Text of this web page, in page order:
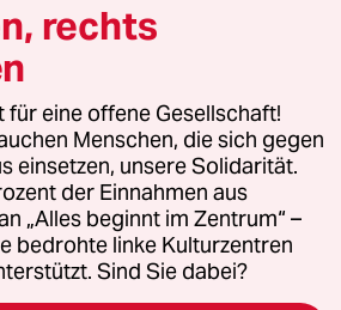
Vertriebs GmbH
rechtlichen Fragen oder für Genehmigungen
lizenzen@taz.de
Kommune-Richtlinien
Datenschutz Impressum AGB
rechts
eine offene Gesellschaft!
Menschen, die sich gegen
einsetzen, unsere Solidarität.
der Einnahmen aus
„Alles beginnt im Zentrum“ –
bedrohte linke Kulturzentren
Sind Sie dabei?